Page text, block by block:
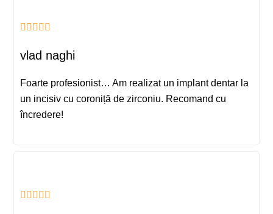
vlad naghi
Foarte profesionist… Am realizat un implant dentar la
un incisiv cu coroniță de zirconiu. Recomand cu
încredere!